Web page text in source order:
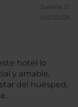
siempre
es con bañera
lo demás es
lotion). Tiene
Eukene D.
01/07/2026
hotel lo
y amable,
del huésped,